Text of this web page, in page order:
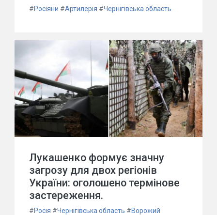
#Росіяни #Артилерія #Чернігівська область
Лукашенко формує значну
загрозу для двох регіонів
України: оголошено термінове
застереження.
#Росія #Чернігівська область #Ворожий